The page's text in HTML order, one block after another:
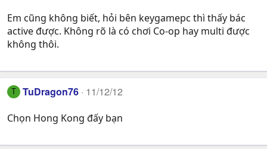
Em cũng không biết, hỏi bên keygamepc thì thấy bác
active được. Không rõ là có chơi Co-op hay multi được
không thôi.
T TuDragon76 11/12/12
Chọn Hong Kong đấy bạn